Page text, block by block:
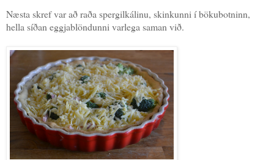
Næsta skref var að raða spergilkálinu, skinkunni í bökubotninn,
hella síðan eggjablöndunni varlega saman við.